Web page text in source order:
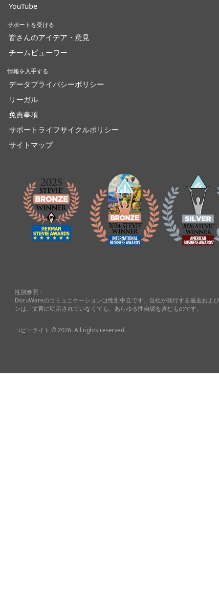
YouTube
サポートを受ける
皆さんのアイデア・意見
チームビューワー
情報を入手する
データプライバシーポリシー
リーガル
免責事項
サポートライフサイクルポリシー
サイトマップ
性別参照：
DocuWareのコミュニケーションは性別中立です。当社が発行する過去およ
ンは、文言に明示されていなくても、あらゆる性自認を含むものです。
コピーライト © 2026. All rights reserved.